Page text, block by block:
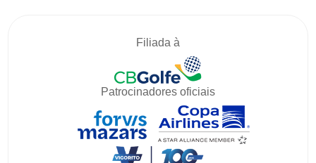
Filiada à
Patrocinadores oficiais